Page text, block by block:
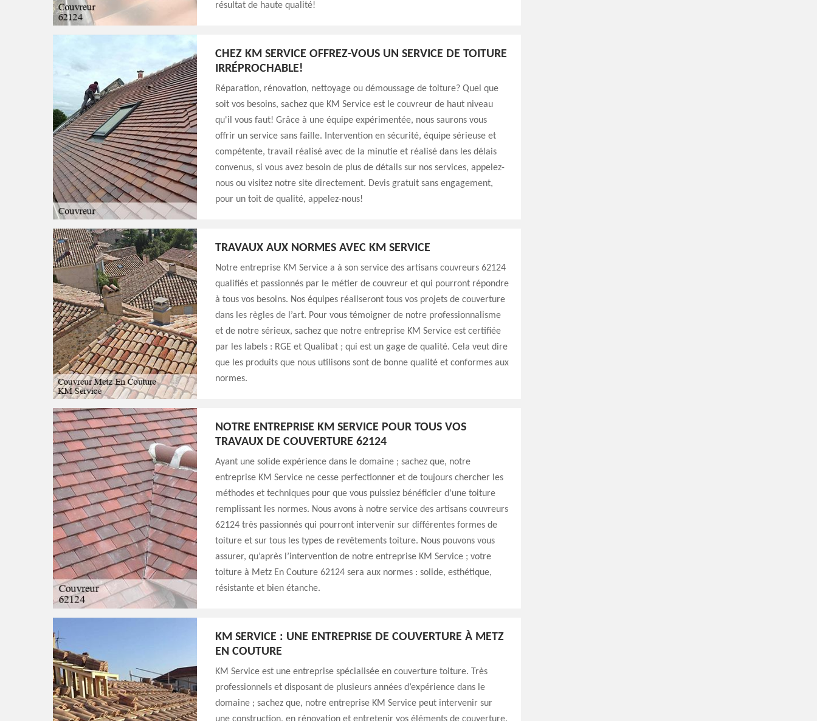
résultat de haute qualité!
CHEZ KM SERVICE OFFREZ-VOUS UN SERVICE DE TOITURE
IRRÉPROCHABLE!
Réparation, rénovation, nettoyage ou démoussage de toiture? Quel que
soit vos besoins, sachez que KM Service est le couvreur de haut niveau
qu'il vous faut! Grâce à une équipe expérimentée, nous saurons vous
offrir un service sans faille. Intervention en sécurité, équipe sérieuse et
compétente, travail réalisé avec de la minutie et réalisé dans les délais
convenus, si vous avez besoin de plus de détails sur nos services, appelez-
nous ou visitez notre site directement. Devis gratuit sans engagement,
pour un toit de qualité, appelez-nous!
TRAVAUX AUX NORMES AVEC KM SERVICE
Notre entreprise KM Service a à son service des artisans couvreurs 62124
qualifiés et passionnés par le métier de couvreur et qui pourront répondre
à tous vos besoins. Nos équipes réaliseront tous vos projets de couverture
dans les règles de l’art. Pour vous témoigner de notre professionnalisme
et de notre sérieux, sachez que notre entreprise KM Service est certifiée
par les labels : RGE et Qualibat ; qui est un gage de qualité. Cela veut dire
que les produits que nous utilisons sont de bonne qualité et conformes aux
normes.
NOTRE ENTREPRISE KM SERVICE POUR TOUS VOS
TRAVAUX DE COUVERTURE 62124
Ayant une solide expérience dans le domaine ; sachez que, notre
entreprise KM Service ne cesse perfectionner et de toujours chercher les
méthodes et techniques pour que vous puissiez bénéficier d’une toiture
remplissant les normes. Nous avons à notre service des artisans couvreurs
62124 très passionnés qui pourront intervenir sur différentes formes de
toiture et sur tous les types de revêtements toiture. Nous pouvons vous
assurer, qu’après l’intervention de notre entreprise KM Service ; votre
toiture à Metz En Couture 62124 sera aux normes : solide, esthétique,
résistante et bien étanche.
KM SERVICE : UNE ENTREPRISE DE COUVERTURE À METZ
EN COUTURE
KM Service est une entreprise spécialisée en couverture toiture. Très
professionnels et disposant de plusieurs années d’expérience dans le
domaine ; sachez que, notre entreprise KM Service peut intervenir sur